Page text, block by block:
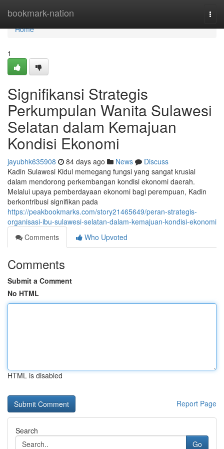
bookmark-nation
Home
Home
1
Signifikansi Strategis
Perkumpulan Wanita Sulawesi
Selatan dalam Kemajuan
Kondisi Ekonomi
jayubhk635908 84 days ago News
Discuss
Kadin Sulawesi Kidul memegang fungsi yang sangat krusial
dalam mendorong perkembangan kondisi ekonomi daerah.
Melalui upaya pemberdayaan ekonomi bagi perempuan, Kadin
berkontribusi signifikan pada
https://peakbookmarks.com/story21465649/peran-strategis-
organisasi-ibu-sulawesi-selatan-dalam-kemajuan-kondisi-ekonomi
Comments
Who Upvoted
Comments
Submit a Comment
No HTML
HTML is disabled
Report Page
Search
Go